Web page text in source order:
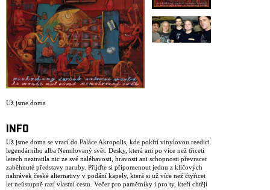
Už jsme doma
INFO
Už jsme doma se vrací do Paláce Akropolis, kde pokřtí vinylovou reedici
legendárního alba Nemilovaný svět. Desky, která ani po více než třiceti
letech neztratila nic ze své naléhavosti, hravosti ani schopnosti převracet
zaběhnuté představy naruby. Přijďte si připomenout jednu z klíčových
nahrávek české alternativy v podání kapely, která si už více než čtyřicet
let neústupně razí vlastní cestu. Večer pro pamětníky i pro ty, kteří chtějí